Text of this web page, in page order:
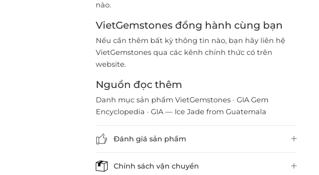
nào.
VietGemstones đồng hành cùng bạn
Nếu cần thêm bất kỳ thông tin nào, bạn hãy liên hệ
VietGemstones qua các kênh chính thức có trên
website.
Nguồn đọc thêm
Danh mục sản phẩm VietGemstones ·GIA Gem
Encyclopedia ·GIA — Ice Jade from Guatemala
Đánh giá sản phẩm
Chính sách vận chuyển